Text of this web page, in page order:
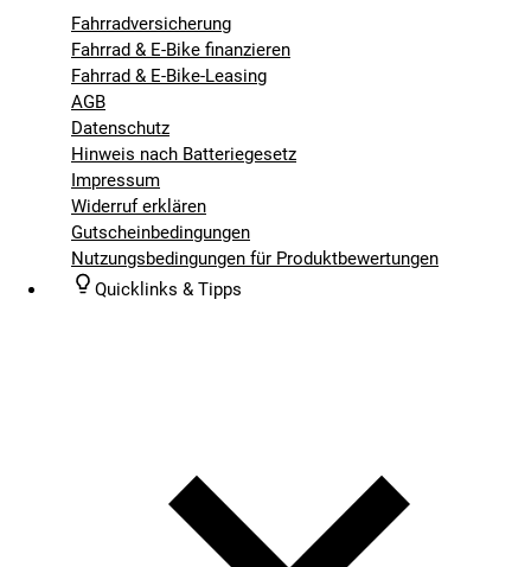
Fahrradversicherung
Fahrrad & E-Bike finanzieren
Fahrrad & E-Bike-Leasing
AGB
Datenschutz
Hinweis nach Batteriegesetz
Impressum
Widerruf erklären
Gutscheinbedingungen
Nutzungsbedingungen für Produktbewertungen
Quicklinks & Tipps